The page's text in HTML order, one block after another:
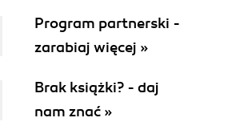
Program partnerski -
zarabiaj więcej »
Brak książki? - daj
nam znać »